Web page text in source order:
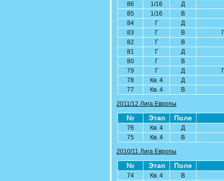
86 1/16
Д
85
1/16
В
84
Г
Д
83
Г В
82
Г
В
81
Г
Д
80
Г
В
79
Г Д
78
Кв. 4
Д
77
Кв. 4
В
2011/12 Лига Европы
№ Этап Поле
76 Кв. 4
Д
75
Кв. 4
В
2010/11 Лига Европы
№ Этап Поле
74 Кв. 4
В